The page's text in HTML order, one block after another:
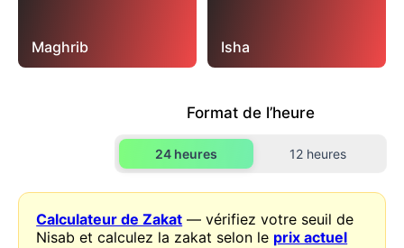
Maghrib Isha
Format de l’heure
24 heures 12 heures
Calculateur de Zakat — vérifiez votre seuil de
Nisab et calculez la zakat selon le prix actuel